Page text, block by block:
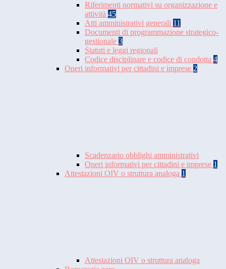
Riferimenti normativi su organizzazione e
attività 45
Atti amministrativi generali 11
Documenti di programmazione strategico-
gestionale 3
Statuti e leggi regionali
Codice disciplinare e codice di condotta 4
Oneri informativi per cittadini e imprese 2
Scadenzario obblighi amministrativi
Oneri informativi per cittadini e imprese 1
Attestazioni OIV o struttura analoga 1
Attestazioni OIV o struttura analoga